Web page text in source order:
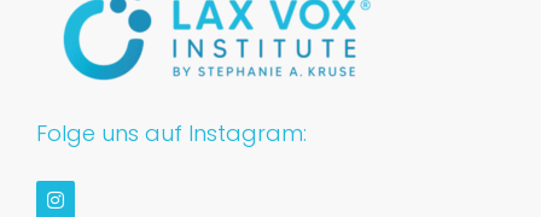
Folge uns auf Instagram: